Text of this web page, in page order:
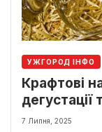
УЖГОРОД ІНФО
Крафтові
дегустації
7 Липня, 2025